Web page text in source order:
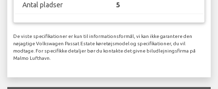
Antal pladser 5
De viste specifikationer er kun til informationsformål, vi kan ikke garantere den
nøjagtige Volkswagen Passat Estate køretøjsmodel og specifikationer, du vil
modtage. For specifikke detaljer bør du kontakte det givne biludlejningsfirma på
Malmo Lufthavn.